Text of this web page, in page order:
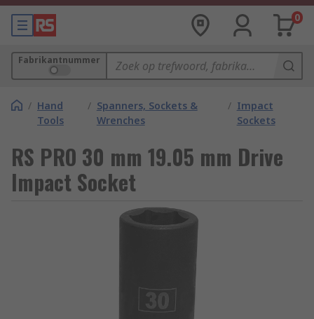
0
Fabrikantnummer
/ Hand
Tools
/ Spanners, Sockets &
Wrenches
/ Impact
Sockets
RS PRO 30 mm 19.05 mm Drive
Impact Socket